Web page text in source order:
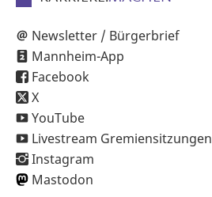
Newsletter / Bürgerbrief
Mannheim-App
Facebook
X
YouTube
Livestream Gremiensitzungen
Instagram
Mastodon